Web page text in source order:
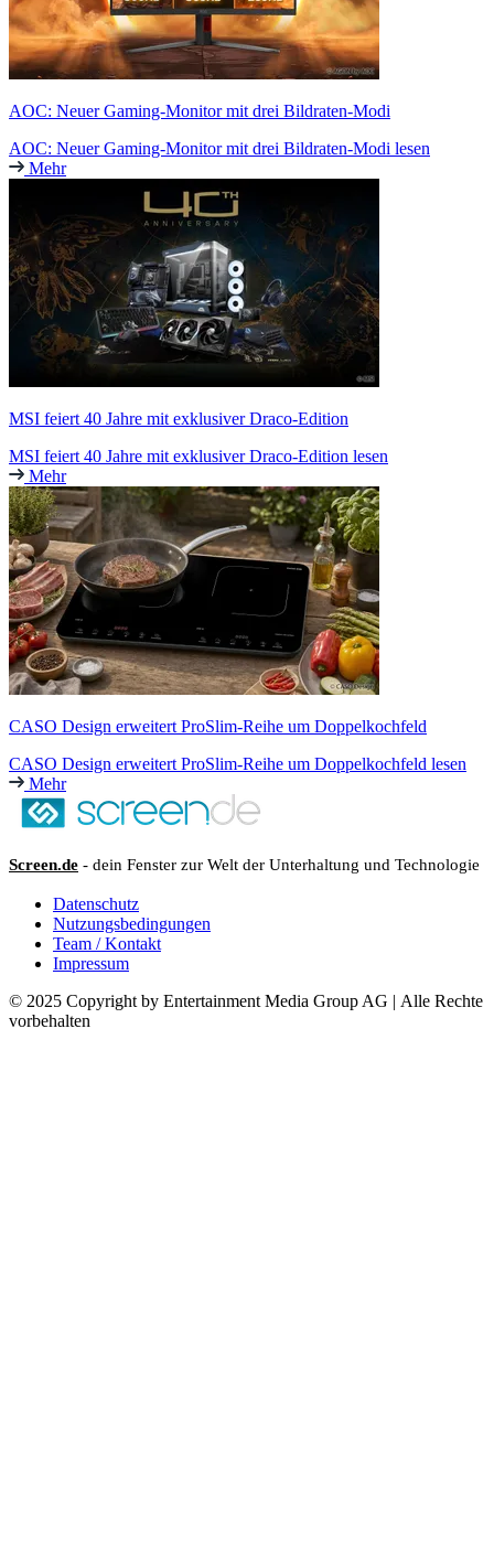
AOC: Neuer Gaming-Monitor mit drei Bildraten-Modi
AOC: Neuer Gaming-Monitor mit drei Bildraten-Modi lesen
Mehr
MSI feiert 40 Jahre mit exklusiver Draco-Edition
MSI feiert 40 Jahre mit exklusiver Draco-Edition lesen
Mehr
CASO Design erweitert ProSlim-Reihe um Doppelkochfeld
CASO Design erweitert ProSlim-Reihe um Doppelkochfeld lesen
Mehr
Screen.de - dein Fenster zur Welt der Unterhaltung und Technologie
Datenschutz
Nutzungsbedingungen
Team / Kontakt
Impressum
© 2025 Copyright by Entertainment Media Group AG | Alle Rechte
vorbehalten